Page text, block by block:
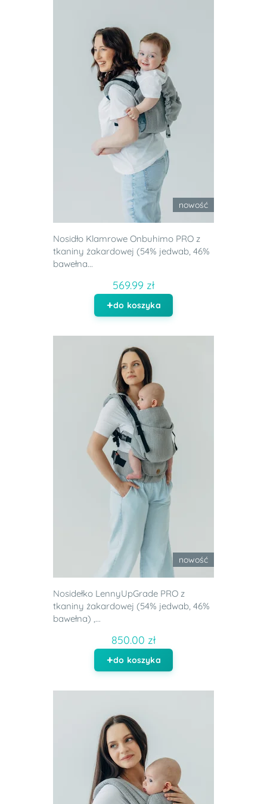
nowość
Nosidło Klamrowe Onbuhimo PRO z
tkaniny żakardowej (54% jedwab, 46%
bawełna...
569.99 zł
do koszyka
nowość
Nosidełko LennyUpGrade PRO z
tkaniny żakardowej (54% jedwab, 46%
bawełna) ,...
850.00 zł
do koszyka